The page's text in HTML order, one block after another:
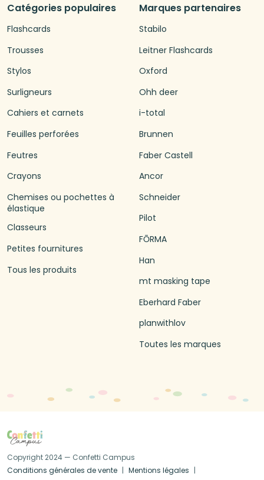
Catégories populaires
Flashcards
Trousses
Stylos
Surligneurs
Cahiers et carnets
Feuilles perforées
Feutres
Crayons
Chemises ou pochettes à
élastique
Classeurs
Petites fournitures
Tous les produits
Marques partenaires
Stabilo
Leitner Flashcards
Oxford
Ohh deer
i-total
Brunnen
Faber Castell
Ancor
Schneider
Pilot
FŌRMA
Han
mt masking tape
Eberhard Faber
planwithlov
Toutes les marques
Copyright 2024 — Confetti Campus
Conditions générales de vente
Mentions légales